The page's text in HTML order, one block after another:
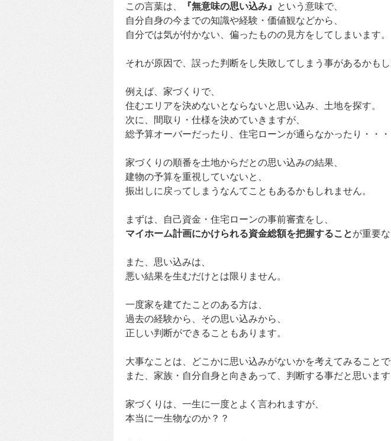
この言葉は、 『無意味の思い込み』
という意味で、
自分自身の今までの知識や経験・価値観などから、
自分では気が付かない、偏ったものの見方をしてしまいます。
それが原因で、誤った判断をし失敗してしまう事があるかもし
例えば、家づくりで、
住むエリアを決めないとならないと思い込み、土地を探す。
次に、間取り・仕様を決めていきますが、
総予算オーバーだったり、住宅ローンが通らなかったり・・・
家づくりの順番を土地からだとの思い込みの結果、
建物の予算を重視していないと、
振出しに戻ってしまうなんてこともあるかもしれません。
まずは、自己資金・住宅ローンの事前審査をし、
マイホーム計画にかけられる資金総額を把握することが重要
また、思い込みは、
悪い結果を生むだけとは限りません。
一度家を建てたことのある方は、
過去の経験から、その思い込みから、
正しい判断ができることもあります。
大事なことは、どこかに思い込みがないかを考えてみることで
また、家族・自分自身と向きあって、判断する事だと思います
家づくりは、一生に一度とよく言われますが、
本当に一生物なのか？？